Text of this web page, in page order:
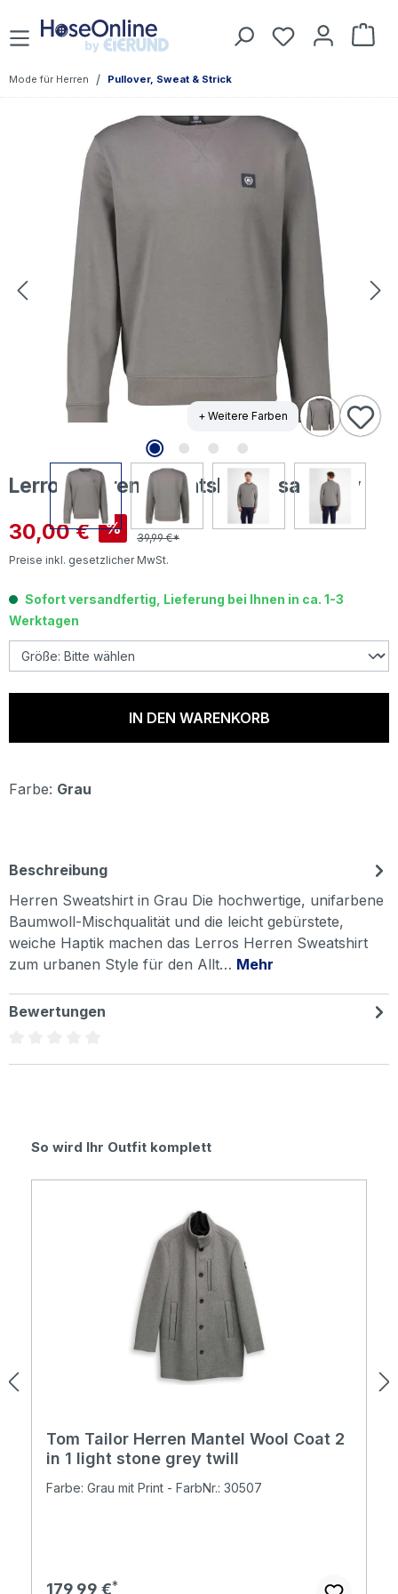
Zum Hauptinhalt springen Du hast 0
Mode für Herren / Pullover, Sweat & Strick
Bildergalerie überspringen
+ Weitere Farben
Lerros Herren Sweatshirt basalt grey
Verkaufspreis:
30,00 € %
39,99 €*
Preise inkl. gesetzlicher MwSt.
Sofort versandfertig, Lieferung bei Ihnen in ca. 1-3
Werktagen
IN DEN WARENKORB
Farbe: Grau
Beschreibung
Herren Sweatshirt in Grau Die hochwertige, unifarbene
Baumwoll-Mischqualität und die leicht gebürstete,
weiche Haptik machen das Lerros Herren Sweatshirt
zum urbanen Style für den Allt… Mehr
Bewertungen
Produktgalerie überspringen
So wird Ihr Outfit komplett
Tom Tailor Herren Mantel Wool Coat 2
in 1 light stone grey twill
Farbe: Grau mit Print - FarbNr.: 30507
Regulärer Preis:
179,99 €